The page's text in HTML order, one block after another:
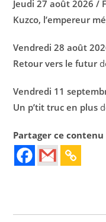
Jeudi 27 août 2026 /
Kuzco, l’empereur
Vendredi 28 août
Retour vers le futur
Vendredi 11
Un p’tit truc en plus
Partager ce contenu